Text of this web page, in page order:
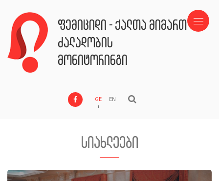
ფემიციდი - ქალთა მიმართ
ძალადობის
მონიტორინგი
GE EN
სიახლეები